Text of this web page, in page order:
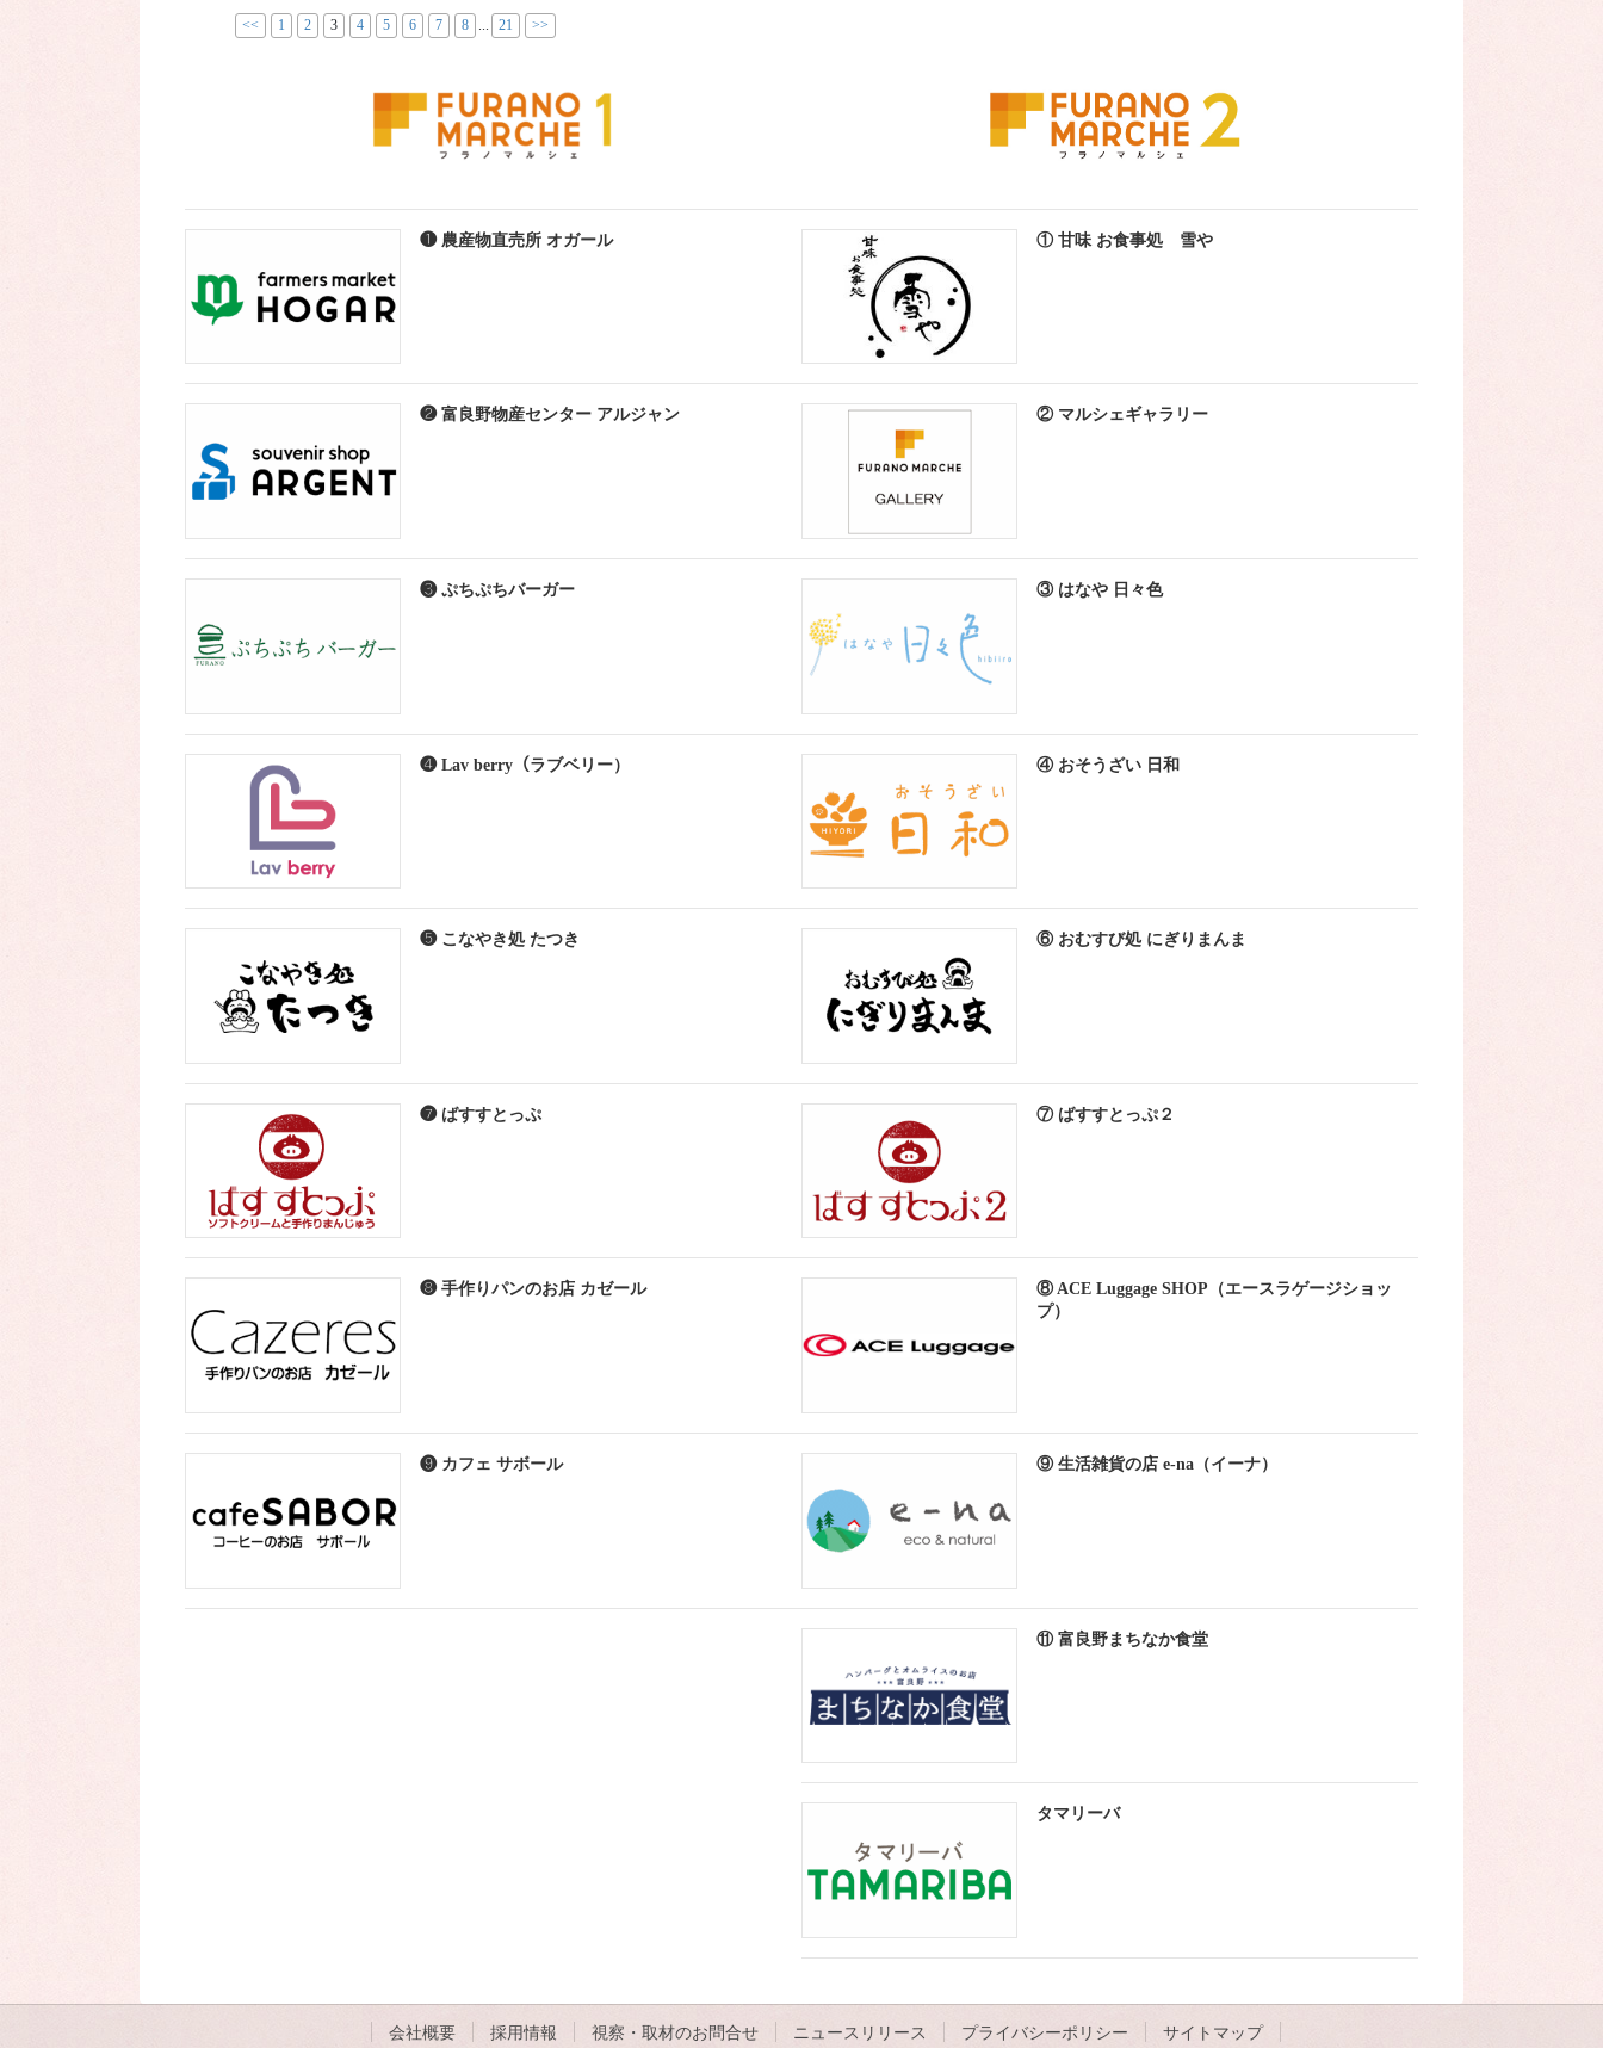
<< 1 2 3 4 5 6 7 8 ... 21 >>
❶ 農産物直売所 オガール
❷ 富良野物産センター アルジャン
❸ ぷちぷちバーガー
❹ Lav berry（ラブベリー）
❺ こなやき処 たつき
❼ ばすすとっぷ
❽ 手作りパンのお店 カゼール
❾ カフェ サボール
① 甘味 お食事処 雪や
② マルシェギャラリー
③ はなや 日々色
④ おそうざい 日和
⑥ おむすび処 にぎりまんま
⑦ ばすすとっぷ２
⑧ ACE Luggage SHOP（エースラゲージショッ
プ）
⑨ 生活雑貨の店 e-na（イーナ）
⑪ 富良野まちなか食堂
タマリーバ
会社概要 採用情報 視察・取材のお問合せ ニュースリリース プライバシーポリシー サイトマップ